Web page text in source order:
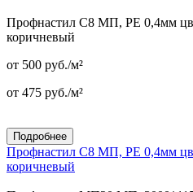
Профнастил С8 МП, PE 0,4мм
коричневый
от 500 руб./м²
от 475 руб./м²
Подробнее
Профнастил С8 МП, PE 0,4мм
коричневый